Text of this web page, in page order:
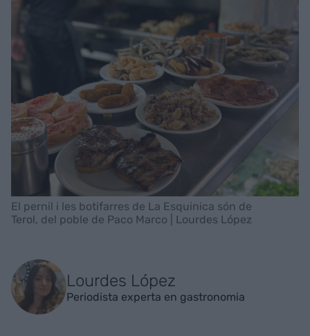
El pernil i les botifarres de La Esquinica són de
Terol, del poble de Paco Marco | Lourdes López
Lourdes López
Periodista experta en gastronomia